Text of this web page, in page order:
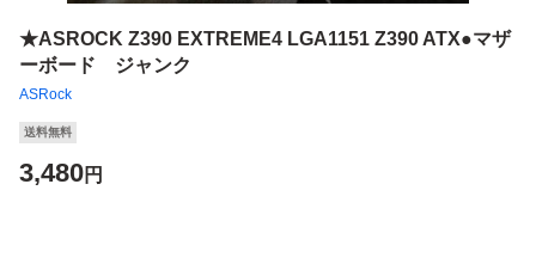
★ASROCK Z390 EXTREME4 LGA1151 Z390 ATX●マザ
ーボード ジャンク
ASRock
送料無料
3,480円